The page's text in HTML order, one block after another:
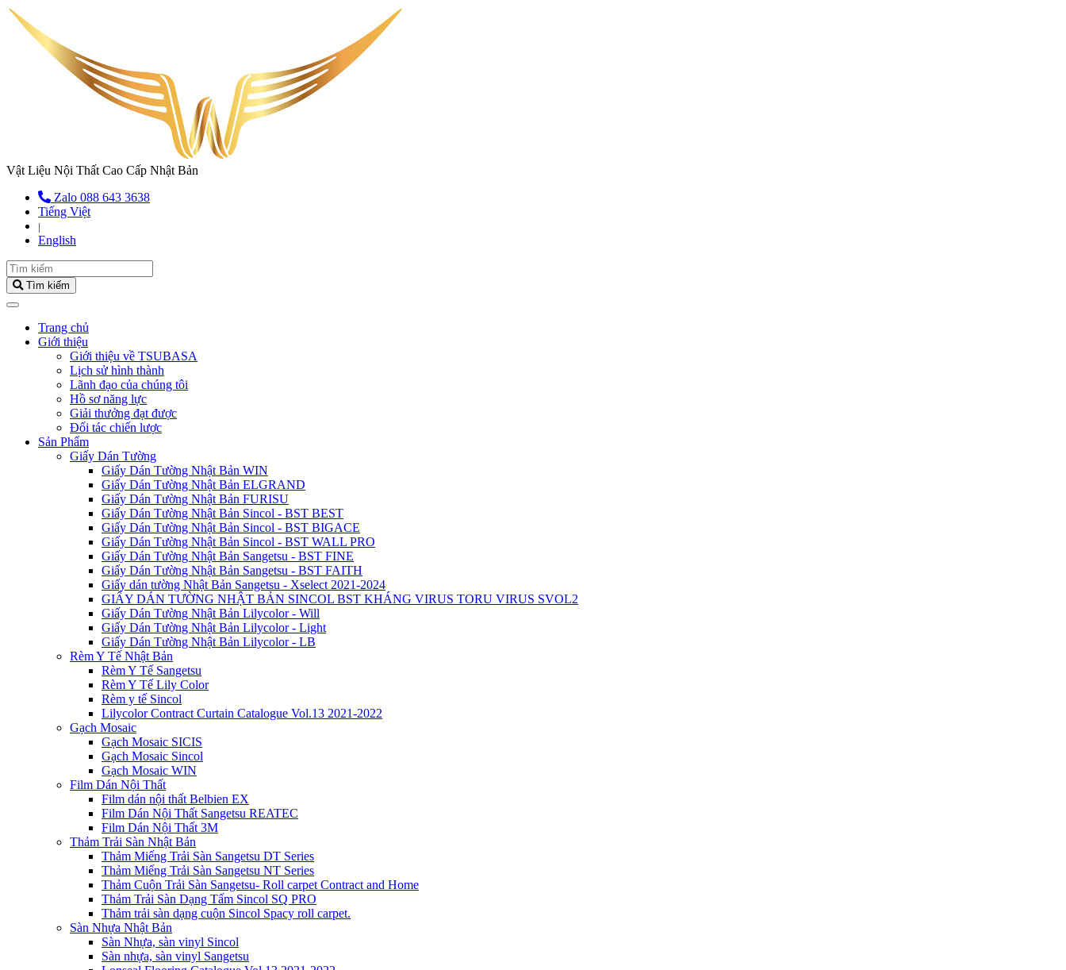
Vật Liệu Nội Thất Cao Cấp Nhật Bản
Zalo 088 643 3638
Tiếng Việt
|
English
Tìm kiếm
Trang chủ
Giới thiệu
Giới thiệu về TSUBASA
Lịch sử hình thành
Lãnh đạo của chúng tôi
Hồ sơ năng lực
Giải thưởng đạt được
Đối tác chiến lược
Sản Phẩm
Giấy Dán Tường
Giấy Dán Tường Nhật Bản WIN
Giấy Dán Tường Nhật Bản ELGRAND
Giấy Dán Tường Nhật Bản FURISU
Giấy Dán Tường Nhật Bản Sincol - BST BEST
Giấy Dán Tường Nhật Bản Sincol - BST BIGACE
Giấy Dán Tường Nhật Bản Sincol - BST WALL PRO
Giấy Dán Tường Nhật Bản Sangetsu - BST FINE
Giấy Dán Tường Nhật Bản Sangetsu - BST FAITH
Giấy dán tường Nhật Bản Sangetsu - Xselect 2021-2024
GIẤY DÁN TƯỜNG NHẬT BẢN SINCOL BST KHÁNG VIRUS TORU VIRUS SVOL2
Giấy Dán Tường Nhật Bản Lilycolor - Will
Giấy Dán Tường Nhật Bản Lilycolor - Light
Giấy Dán Tường Nhật Bản Lilycolor - LB
Rèm Y Tế Nhật Bản
Rèm Y Tế Sangetsu
Rèm Y Tế Lily Color
Rèm y tế Sincol
Lilycolor Contract Curtain Catalogue Vol.13 2021-2022
Gạch Mosaic
Gạch Mosaic SICIS
Gạch Mosaic Sincol
Gạch Mosaic WIN
Film Dán Nội Thất
Film dán nội thất Belbien EX
Film Dán Nội Thất Sangetsu REATEC
Film Dán Nội Thất 3M
Thảm Trải Sàn Nhật Bản
Thảm Miếng Trải Sàn Sangetsu DT Series
Thảm Miếng Trải Sàn Sangetsu NT Series
Thảm Cuộn Trải Sàn Sangetsu- Roll carpet Contract and Home
Thảm Trải Sàn Dạng Tấm Sincol SQ PRO
Thảm trải sàn dạng cuộn Sincol Spacy roll carpet.
Sàn Nhựa Nhật Bản
Sàn Nhựa, sàn vinyl Sincol
Sàn nhựa, sàn vinyl Sangetsu